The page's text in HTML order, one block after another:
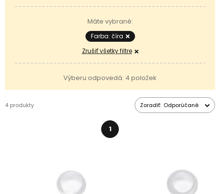
Máte vybrané:
Farba: číra
Zrušiť všetky filtre
Výberu odpovedá: 4 položek
4 produkty Zoradiť: Odporúčané
1